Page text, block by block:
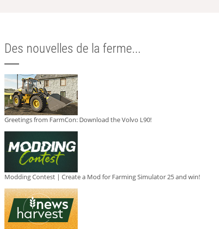
Des nouvelles de la ferme...
Greetings from FarmCon: Download the Volvo L90!
Modding Contest | Create a Mod for Farming Simulator 25 and win!